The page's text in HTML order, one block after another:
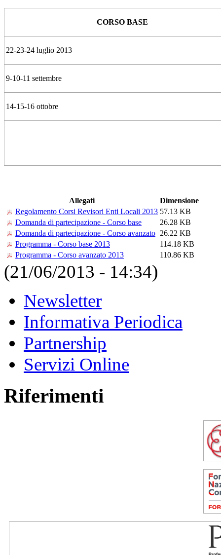
CORSO BASE
22-23-24 luglio 2013
9-10-11 settembre
14-15-16 ottobre
Allegati
Dimensione
Regolamento Corsi Revisori Enti Locali 2013 57.13 KB
Domanda di partecipazione - Corso base
26.28 KB
Domanda di partecipazione - Corso avanzato 26.22 KB
Programma - Corso base 2013
114.18 KB
Programma - Corso avanzato 2013
110.86 KB
(21/06/2013 - 14:34)
Newsletter
Informativa Periodica
Partnership
Servizi Online
Riferimenti